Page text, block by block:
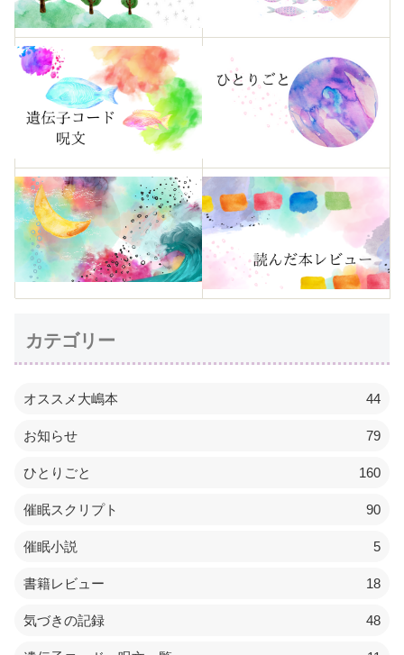
カテゴリー
オススメ大嶋本 44
お知らせ 79
ひとりごと 160
催眠スクリプト 90
催眠小説 5
書籍レビュー 18
気づきの記録 48